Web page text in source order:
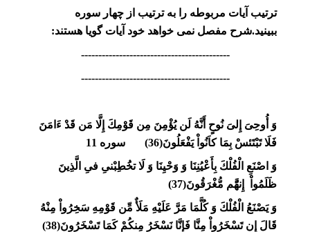
ترتیب آیات مربوطه را به ترتیب از چهار سوره
ببینید.شرح مفصل نمی خواهد خود آیات گویا هستند:
-------------------------------------------
-------------------------------------------
وَ أُوحِىَ إِلىَ‏ نُوحٍ أَنَّهُ لَن يُؤْمِنَ مِن قَوْمِكَ إِلَّا مَن قَدْ ءَامَنَ
فَلَا تَبْتَئسْ بِمَا كاَنُواْ يَفْعَلُونَ(36) سوره 11
وَ اصْنَعِ الْفُلْكَ بِأَعْيُنِنَا وَ وَحْيِنَا وَ لَا تخَُطِبْنىِ فىِ الَّذِينَ
ظَلَمُواْ إِنهَُّم مُّغْرَقُونَ(37)
وَ يَصْنَعُ الْفُلْكَ وَ كُلَّمَا مَرَّ عَلَيْهِ مَلَأٌ مِّن قَوْمِهِ سَخِرُواْ مِنْهُ
قَالَ إِن تَسْخَرُواْ مِنَّا فَإِنَّا نَسْخَرُ مِنكُمْ كَمَا تَسْخَرُونَ(38)